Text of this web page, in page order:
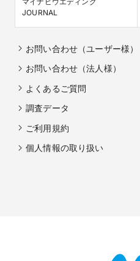
JOURNAL
お問い合わせ（ユーザー様）
お問い合わせ（法人様）
よくあるご質問
調査データ
ご利用規約
個人情報の取り扱い